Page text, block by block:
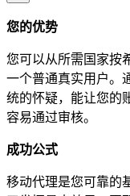
您的优势
您可以从所需国家按
一个普通真实用户。
统的怀疑，能让您的
容易通过审核。
成功公式
移动代理是您可靠的